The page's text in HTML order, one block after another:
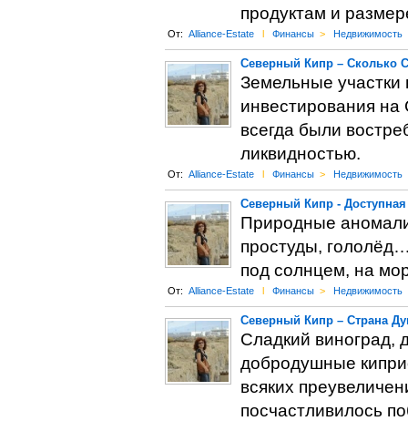
продуктам и
От: Alliance-Estate l Финансы > Недвижимость
Северный Кипр – Сколько
Земельные
инвестирования
всегда были
ликвидностью.
От: Alliance-Estate l Финансы > Недвижимость
Северный Кипр -
Природные
простуды,
под солнцем, на
От: Alliance-Estate l Финансы > Недвижимость
Северный Кипр – Страна
Сладкий виноград,
добродушные
всяких
посчастливилось